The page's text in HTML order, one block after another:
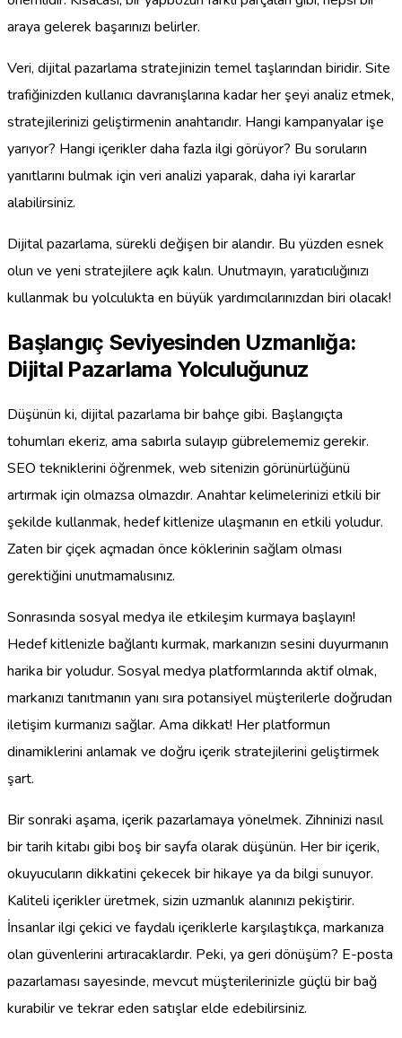
araya gelerek başarınızı belirler.
Veri, dijital pazarlama stratejinizin temel taşlarından biridir. Site
trafiğinizden kullanıcı davranışlarına kadar her şeyi analiz etmek,
stratejilerinizi geliştirmenin anahtarıdır. Hangi kampanyalar işe
yarıyor? Hangi içerikler daha fazla ilgi görüyor? Bu soruların
yanıtlarını bulmak için veri analizi yaparak, daha iyi kararlar
alabilirsiniz.
Dijital pazarlama, sürekli değişen bir alandır. Bu yüzden esnek
olun ve yeni stratejilere açık kalın. Unutmayın, yaratıcılığınızı
kullanmak bu yolculukta en büyük yardımcılarınızdan biri olacak!
Başlangıç Seviyesinden Uzmanlığa:
Dijital Pazarlama Yolculuğunuz
Düşünün ki, dijital pazarlama bir bahçe gibi. Başlangıçta
tohumları ekeriz, ama sabırla sulayıp gübrelememiz gerekir.
SEO tekniklerini öğrenmek, web sitenizin görünürlüğünü
artırmak için olmazsa olmazdır. Anahtar kelimelerinizi etkili bir
şekilde kullanmak, hedef kitlenize ulaşmanın en etkili yoludur.
Zaten bir çiçek açmadan önce köklerinin sağlam olması
gerektiğini unutmamalısınız.
Sonrasında sosyal medya ile etkileşim kurmaya başlayın!
Hedef kitlenizle bağlantı kurmak, markanızın sesini duyurmanın
harika bir yoludur. Sosyal medya platformlarında aktif olmak,
markanızı tanıtmanın yanı sıra potansiyel müşterilerle doğrudan
iletişim kurmanızı sağlar. Ama dikkat! Her platformun
dinamiklerini anlamak ve doğru içerik stratejilerini geliştirmek
şart.
Bir sonraki aşama, içerik pazarlamaya yönelmek. Zihninizi nasıl
bir tarih kitabı gibi boş bir sayfa olarak düşünün. Her bir içerik,
okuyucuların dikkatini çekecek bir hikaye ya da bilgi sunuyor.
Kaliteli içerikler üretmek, sizin uzmanlık alanınızı pekiştirir.
İnsanlar ilgi çekici ve faydalı içeriklerle karşılaştıkça, markanıza
olan güvenlerini artıracaklardır. Peki, ya geri dönüşüm? E-posta
pazarlaması sayesinde, mevcut müşterilerinizle güçlü bir bağ
kurabilir ve tekrar eden satışlar elde edebilirsiniz.